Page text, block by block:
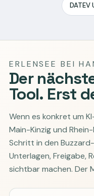
ERLENSEE BEI
Der
Tool. Erst
Wenn es konkret um
Main-Kinzig und
Schritt in den
Unterlagen, Freigabe,
sichtbar machen. Der